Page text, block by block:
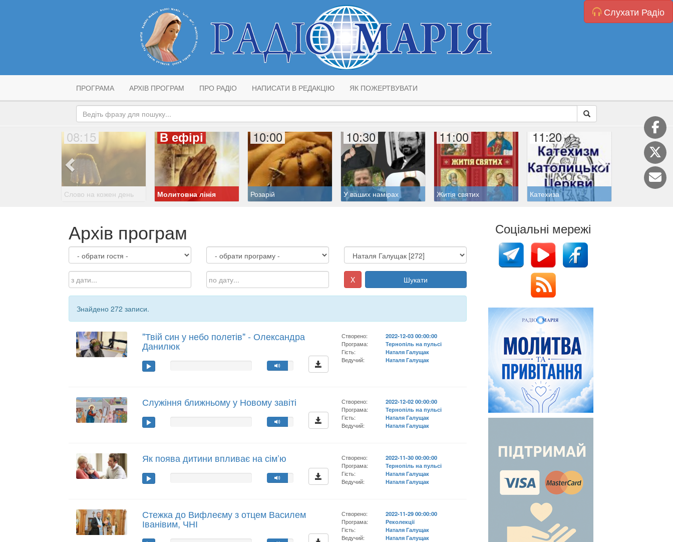
Слухати Радіо
ПРОГРАМА АРХІВ ПРОГРАМ ПРО РАДІО НАПИСАТИ В РЕДАКЦІЮ ЯК ПОЖЕРТВУВАТИ
08:15
Слово на кожен день
В ефірі
Молитовна лінія
10:00
Розарій
10:30
У ваших намірах
11:00
Житія святих
11:20
Катехиза
12:00
Архів програм
X Шукати
Знайдено 272 записи.
"Твій син у небо полетів" - Олександра
Данилюк
Створено:
2022-12-03 00:00:00
Програма:
Тернопіль на пульсі
Гість:
Наталя Галущак
Ведучий:
Наталя Галущак
Служіння ближньому у Новому завіті Створено:
2022-12-02 00:00:00
Програма:
Тернопіль на пульсі
Гість:
Наталя Галущак
Ведучий:
Наталя Галущак
Як поява дитини впливає на сім’ю Створено:
2022-11-30 00:00:00
Програма:
Тернопіль на пульсі
Гість:
Наталя Галущак
Ведучий:
Наталя Галущак
Стежка до Вифлеєму з отцем Василем
Іванівим, ЧНІ
Створено:
2022-11-29 00:00:00
Програма:
Реколекції
Гість:
Наталя Галущак
Ведучий:
Наталя Галущак
Соціальні мережі